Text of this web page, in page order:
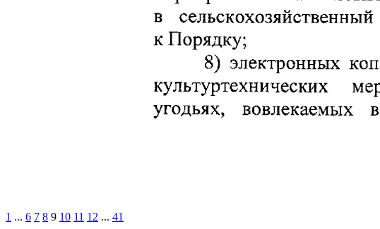
1 ... 6 7 8 9 10 11 12 ... 41